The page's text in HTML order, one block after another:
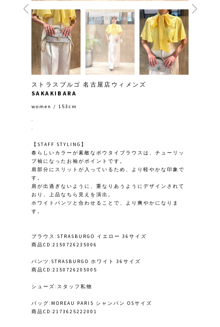
ストラスブルゴ 名古屋店ウィメンズ
SAKAKIBARA
women / 153cm
.
.
【STAFF STYLING】
春らしいカラーが素敵なボウタイブラウスは、チューリッ
プ袖になったお袖がポイントです。
肩部分にスリットが入っているため、より軽やかな印象で
す。
肩が出過ぎないように、重なりあうようにデザインされて
おり、上品なちら見えを演出。
ホワイトパンツと合わせることで、より爽やかになりま
す。
ブラウス:STRASBURGO イエロー 36サイズ
商品CD:2150726235006
パンツ:STRASBURGO ホワイト 36サイズ
商品CD:2150726205005
シューズ:スタッフ私物
バッグ:MOREAU PARIS シャンパン OSサイズ
商品CD:2173625222001